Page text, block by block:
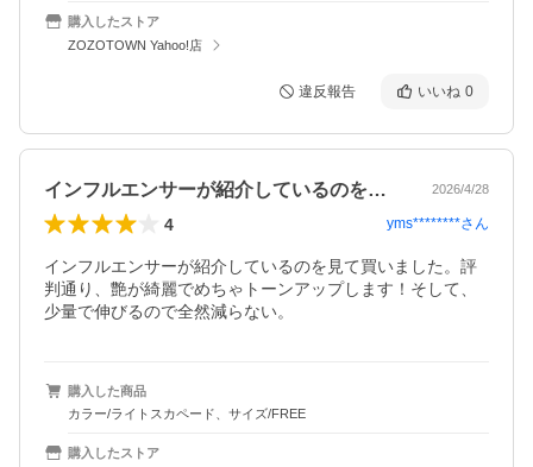
購入したストア
ZOZOTOWN Yahoo!店
違反報告 いいね 0
インフルエンサーが紹介しているのを見て… 2026/4/28
4 yms********さん
インフルエンサーが紹介しているのを見て買いました。評
判通り、艶が綺麗でめちゃトーンアップします！そして、
少量で伸びるので全然減らない。
購入した商品
カラー/ライトスカペード、サイズ/FREE
購入したストア